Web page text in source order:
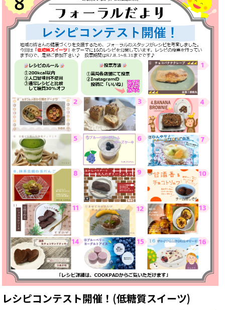
レシピコンテスト開催！(低糖質スイーツ)